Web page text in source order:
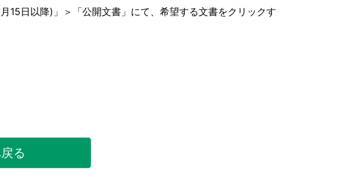
日以降)」＞「公開文書」にて、希望する文書をクリックす
る